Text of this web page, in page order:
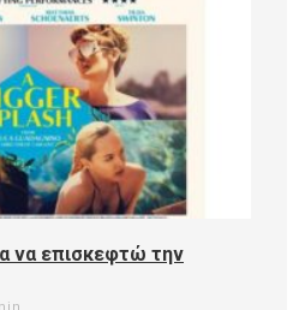
να επισκεφτώ την